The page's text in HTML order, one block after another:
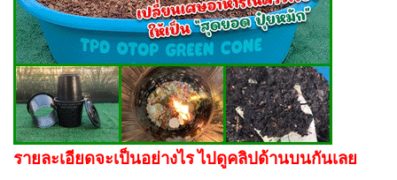
รายละเอียดจะเป็นอย่างไร ไปดูคลิปด้านบนกันเลย